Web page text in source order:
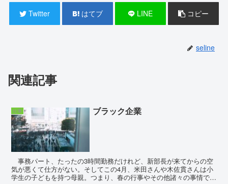
Twitter はてブ LINE コピー
seline
関連記事
仕事 ブラック企業
事務パート、たったの3時間勤務だけれど、新部長が来てからの空
気が悪くて仕方がない。そしてこの4月、米田さんや木佐貫さんは小
学生の子どもを持つ母親。つまり、春の行事やその他諸々の事情で早